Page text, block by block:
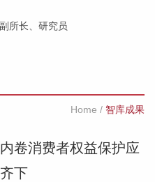
所长、研究员
Home / 智库成果
卷消费者权益保护应
下